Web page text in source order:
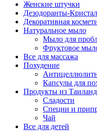
Женские штучки
Дезодоранты-
Декоративная
Натуральное мыло
Мыло для
Фруктовое
Все для массажа
Похудение
Капсулы для
Продукты из
Сладости
Специи и
Чай
Все для детей